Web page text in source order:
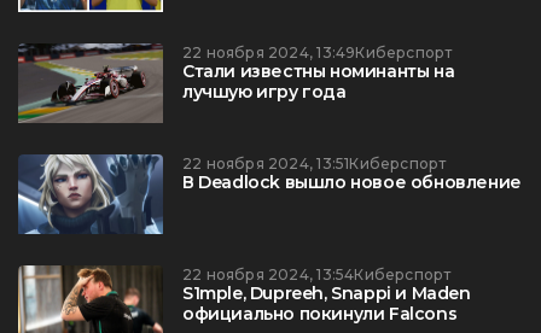
22 ноября 2024, 13:49Киберспорт
Стали известны номинанты на
лучшую игру года
22 ноября 2024, 13:51Киберспорт
В Deadlock вышло новое обновление
22 ноября 2024, 13:54Киберспорт
S1mple, Dupreeh, Snappi и Maden
официально покинули Falcons